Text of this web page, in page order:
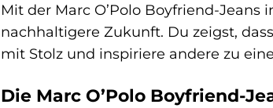
Mit der Marc O’Polo Boyfriend-
nachhaltigere Zukunft. Du zeigst,
mit Stolz und inspiriere andere zu
Die Marc O’Polo Boyfriend-